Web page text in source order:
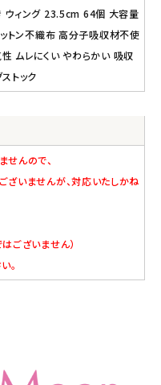
ウィング 23.5cm 64個 大容量
トン不織布 高分子吸収材不使
ムレにくい やわらかい 吸収
トック
んので、
いませんが、対応いたしかね
ございません）
。